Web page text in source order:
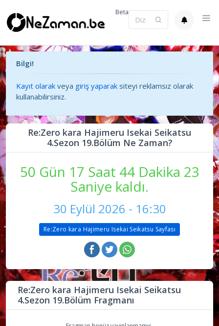
Beta
Bilgi!
Kayıt olarak veya giriş yaparak siteyi reklamsız olarak
kullanabilirsiniz.
Re:Zero kara Hajimeru Isekai Seikatsu
4.Sezon 19.Bölüm Ne Zaman?
50 Gün 17 Saat 44 Dakika 23
Saniye kaldı.
30 Eylül 2026 - 16:30
Re:Zero kara Hajimeru Isekai Seikatsu Sayfası
Re:Zero kara Hajimeru Isekai Seikatsu
4.Sezon 19.Bölüm Fragmanı